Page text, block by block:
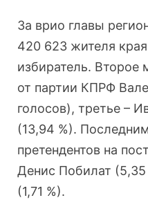
За врио главы
420 623 жителя
избиратель. Второе
от партии КПРФ
голосов), третье –
(13,94 %).
претендентов на
Денис Побилат
(1,71 %).